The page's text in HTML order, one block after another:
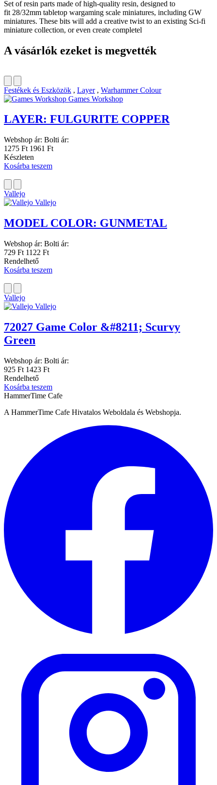
Set of resin parts made of high-quality resin, designed to
fit 28/32mm tabletop wargaming scale miniatures, including GW
miniatures. These bits will add a creative twist to an existing Sci-fi
miniature collection, or even create completel
A vásárlók ezeket is megvették
Festékek és Eszközök , Layer, Warhammer Colour
Games Workshop
LAYER: FULGURITE COPPER
Webshop ár: Bolti ár:
1275 Ft 1961 Ft
Készleten
Kosárba teszem
Vallejo
Vallejo
MODEL COLOR: GUNMETAL
Webshop ár: Bolti ár:
729 Ft 1122 Ft
Rendelhető
Kosárba teszem
Vallejo
Vallejo
72027 Game Color &#8211; Scurvy
Green
Webshop ár: Bolti ár:
925 Ft 1423 Ft
Rendelhető
Kosárba teszem
HammerTime Cafe
A HammerTime Cafe Hivatalos Weboldala és Webshopja.